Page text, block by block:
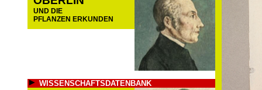
UND DIE
PFLANZEN ERKUNDEN
WISSENSCHAFTSDATENBANK